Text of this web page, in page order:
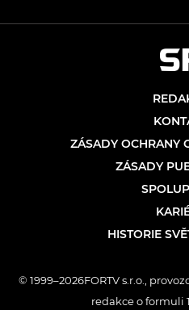
ZÁSADY OCHRANY
ZÁSADY
HISTORIE
© 1999–2026FORTV s.r.o.,
redakce o formuli